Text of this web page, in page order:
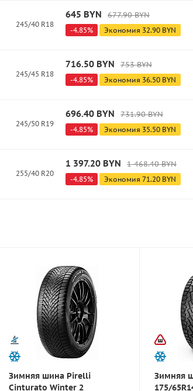
245/40 R18
645 BYN 677.90BYN
-4.85% Экономия 32.90 BYN
245/45 R18
716.50 BYN 753BYN
-4.85% Экономия 36.50 BYN
245/50 R19
696.40 BYN 731.90BYN
-4.85% Экономия 35.50 BYN
255/40 R20
1 397.20 BYN 1 468.40BYN
-4.85% Экономия 71.20 BYN
Зимняя шина Pirelli
Cinturato Winter 2
Зимняя
175/